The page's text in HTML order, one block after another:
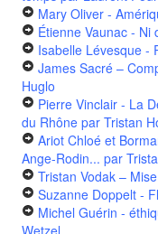
Mary Oliver -
Étienne Vaunac - Ni
Isabelle Lévesque -
James Sacré –
Huglo
Pierre Vinclair - La
du Rhône par Tristan
Ariot Chloé et
Ange-Rodin... par
Tristan Vodak –
Suzanne Doppelt -
Michel Guérin -